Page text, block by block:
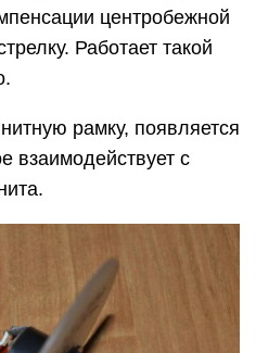
центробежной
Работает такой
рамку, появляется
взаимодействует с